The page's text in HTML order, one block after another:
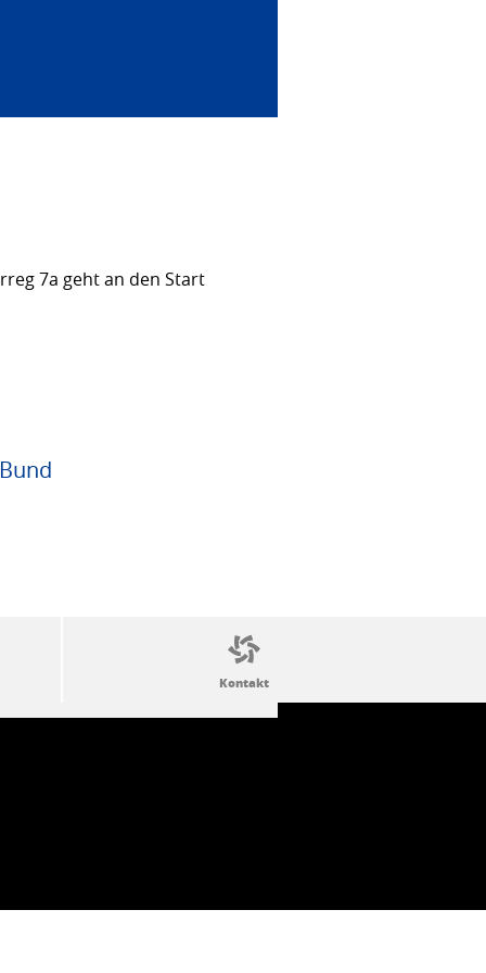
7a geht an den Start